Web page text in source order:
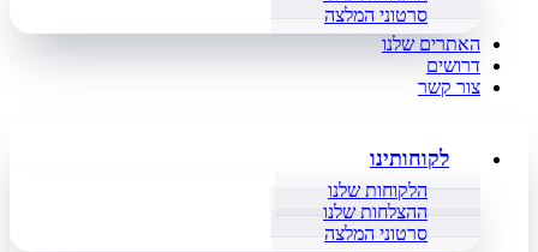
סרטוני המלצה
האתרים שלנו
דרושים
צור קשר
לקוחותינו
הלקוחות שלנו
ההצלחות שלנו
סרטוני המלצה